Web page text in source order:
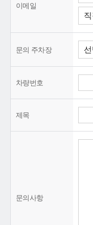
이메일
문의 주차장
차량번호
제목
문의사항